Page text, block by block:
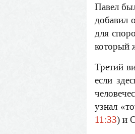
Павел
добавил
для
который
Третий
если
узнал
11:33) и